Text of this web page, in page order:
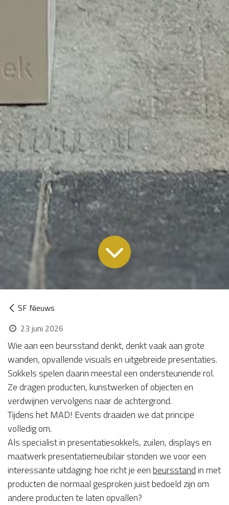
SF Nieuws
23 juni 2026
Wie aan een beursstand denkt, denkt vaak aan grote
wanden, opvallende visuals en uitgebreide presentaties.
Sokkels spelen daarin meestal een ondersteunende rol.
Ze dragen producten, kunstwerken of objecten en
verdwijnen vervolgens naar de achtergrond.
Tijdens het MAD! Events draaiden we dat principe
volledig om.
Als specialist in presentatiesokkels, zuilen, displays en
maatwerk presentatiemeubilair stonden we voor een
interessante uitdaging: hoe richt je eenbeursstandin met
producten die normaal gesproken juist bedoeld zijn om
andere producten te laten opvallen?